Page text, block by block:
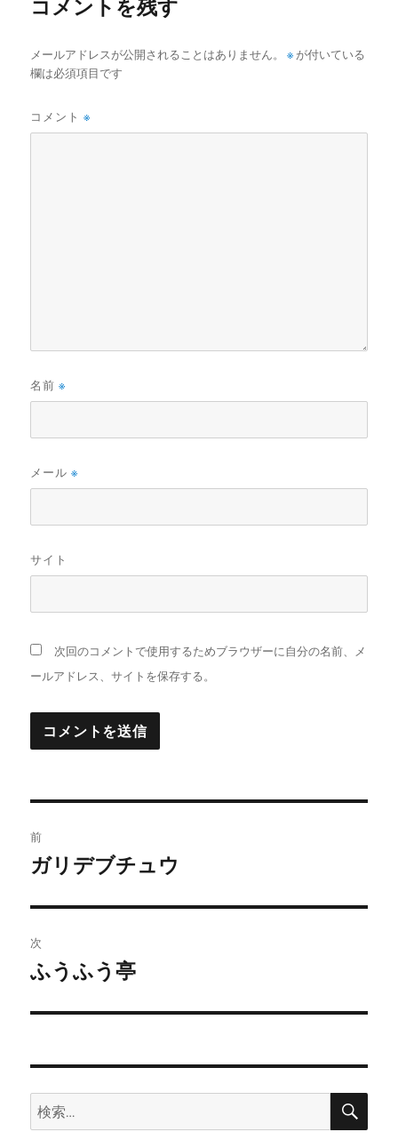
コメントを残す
メールアドレスが公開されることはありません。 ※ が付いている
欄は必須項目です
コメント※
名前※
メール※
サイト
次回のコメントで使用するためブラウザーに自分の名前、メ
ールアドレス、サイトを保存する。
稿
ビ
ゲ
ー
ン
前
前
投
稿:
ガリデブチュウ
次
次
投
ふうふう亭
検
索:
検